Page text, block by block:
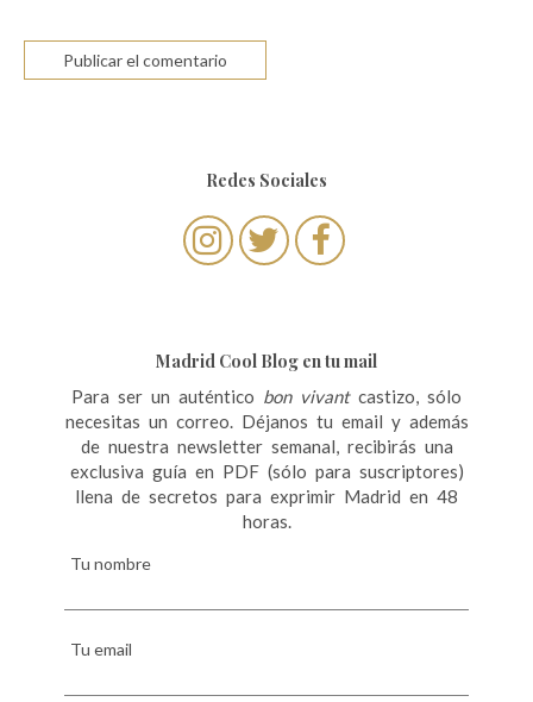
Redes Sociales
Madrid Cool Blog en tu mail
Para ser un auténtico bon vivantcastizo, sólo
necesitas un correo. Déjanos tu email y además
de nuestra newsletter semanal, recibirás una
exclusiva guía en PDF (sólo para suscriptores)
llena de secretos para exprimir Madrid en 48
horas.
Tu nombre
Tu email